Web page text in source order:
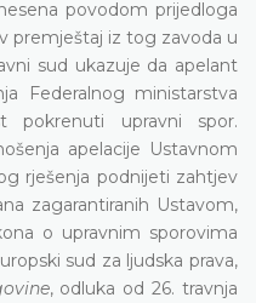
povodom prijedloga
premještaj iz tog zavoda u
sud ukazuje da apelant
Federalnog ministarstva
pokrenuti upravni spor.
apelacije Ustavnom
rješenja podnijeti zahtjev
zagarantiranih Ustavom,
o upravnim sporovima
sud za ljudska prava,
, odluka od 26. travnja